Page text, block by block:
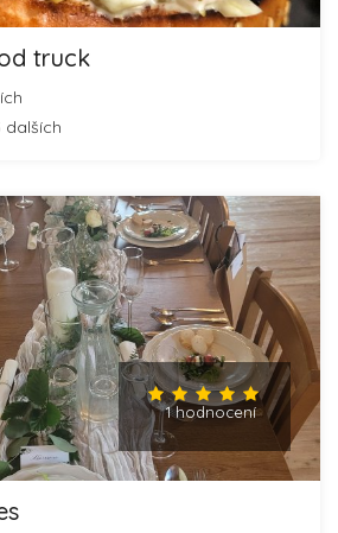
truck
dalších
1 hodnocení